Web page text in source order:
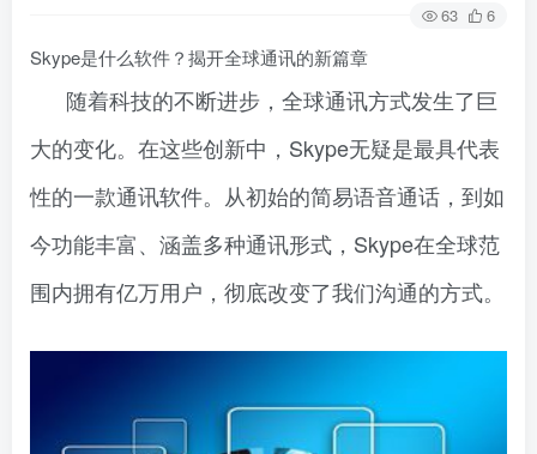
63 6
Skype是什么软件？揭开全球通讯的新篇章
随着科技的不断进步，全球通讯方式发生了巨
大的变化。在这些创新中，Skype无疑是最具代表
性的一款通讯软件。从初始的简易语音通话，到如
今功能丰富、涵盖多种通讯形式，Skype在全球范
围内拥有亿万用户，彻底改变了我们沟通的方式。